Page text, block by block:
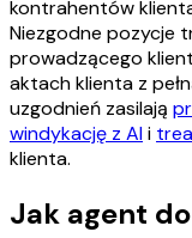
kontrahentów
Niezgodne pozycje
prowadzącego
aktach klienta z
uzgodnień zasilają
windykację z AIi
klienta.
Jak agent